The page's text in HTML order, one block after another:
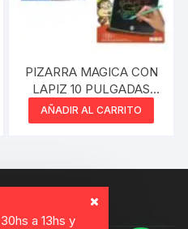
a 13hs y
PIZARRA MAGICA CON
LAPIZ 10 PULGADAS
MULTICOLOR VARIOS
COLORES
AÑADIR AL CARRITO